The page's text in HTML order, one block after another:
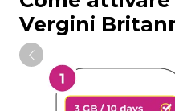
Vergini